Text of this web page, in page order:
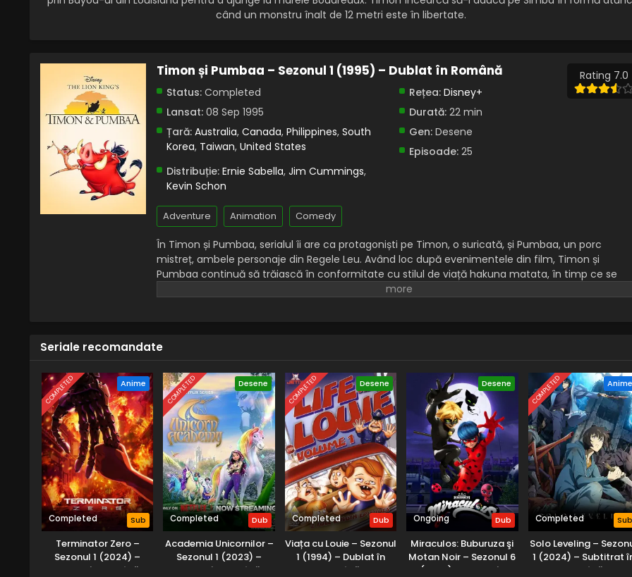
când un monstru înalt de 12 metri este în libertate.
Timon și Pumbaa – Sezonul 1 (1995) – Dublat în Română
Rating 7.0
Status: Completed Rețea: Disney+
Lansat: 08 Sep 1995 Durată:22 min
Țară: Australia, Canada, Philippines, South
Korea, Taiwan, United States
Gen:Desene
Episoade:25
Distribuție: Ernie Sabella, Jim Cummings,
Kevin Schon
Adventure Animation Comedy
În Timon și Pumbaa, serialul îi are ca protagoniști pe Timon, o suricată, și Pumbaa, un porc
mistreț, ambele personaje din Regele Leu. Având loc după evenimentele din film, Timon și
Pumbaa continuă să trăiască în conformitate cu stilul de viață hakuna matata, în timp ce se
aventurează dincolo de Tărâmul Mândriei și pleacă în aventuri. Din junglele Africii până în alte
Seriale recomandate
COMPLETED Anime
Completed Sub
Terminator Zero –
Sezonul 1 (2024) –
Dublat în Română
COMPLETED Desene
Completed Dub
Academia Unicornilor –
Sezonul 1 (2023) –
Dublat în Română
COMPLETED Desene
Completed Dub
Viața cu Louie – Sezonul
1 (1994) – Dublat în
Română
Desene
Ongoing Dub
Miraculos: Buburuza şi
Motan Noir – Sezonul 6
(2025) – Dublat în
COMPLETED Anime
Completed Sub
Solo Leveling –
1 (2024) – Subtitrat
Română